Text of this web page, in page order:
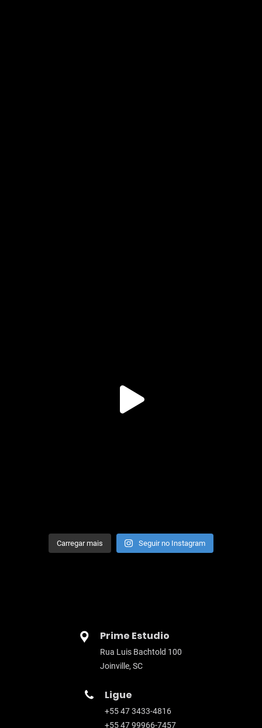
Carregar mais Seguir no Instagram
Prime Estudio
Rua Luis Bachtold 100
Joinville, SC
Ligue
+55 47 3433-4816
+55 47 99966-7457